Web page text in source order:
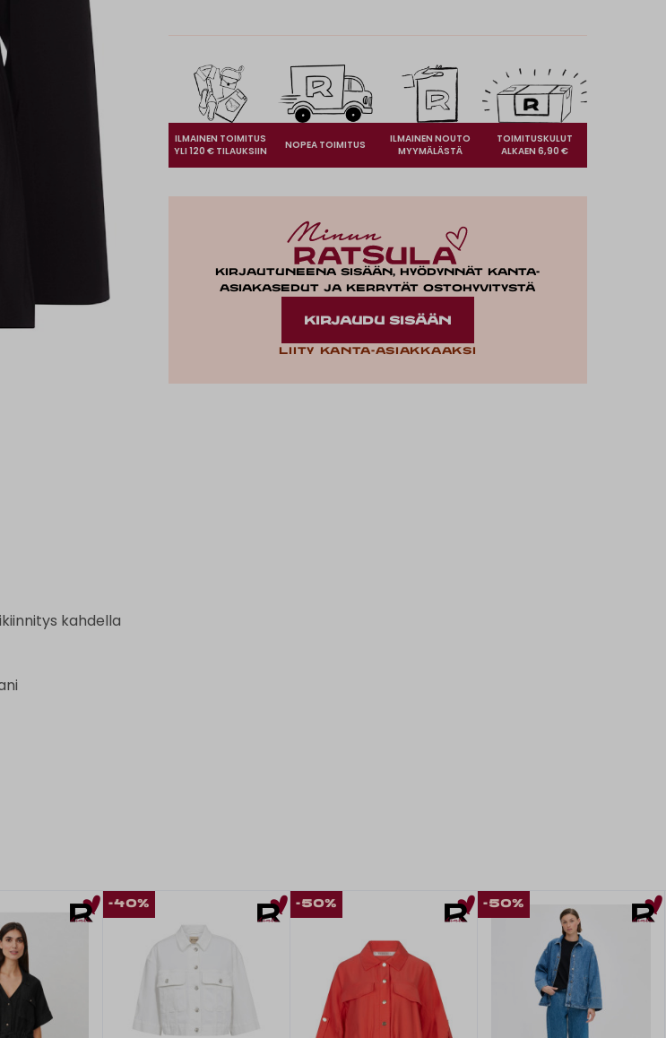
kahdella
ILMAINEN TOIMITUS
YLI 120 € TILAUKSIIN
NOPEA TOIMITUS
ILMAINEN NOUTO
MYYMÄLÄSTÄ
TOIMITUSKULUT
ALKAEN 6,90 €
Kirjautuneena sisään, hyödynnät kanta-
asiakasedut ja kerrytät ostohyvitystä
KIRJAUDU SISÄÄN
Liity kanta-asiakkaaksi
-40% -50% -50%